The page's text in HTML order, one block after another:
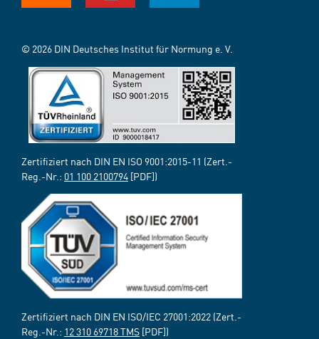
© 2026 DIN Deutsches Institut für Normung e. V.
Zertifiziert nach DIN EN ISO 9001:2015-11 (Zert.-
Reg.-Nr.: 01 100 2100794 [PDF])
Zertifiziert nach DIN EN ISO/IEC 27001:2022 (Zert.-
Reg.-Nr.: 12 310 69718 TMS [PDF])